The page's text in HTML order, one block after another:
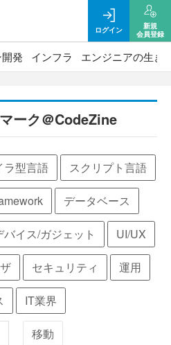
ログイン
新規
会員登録
発 インフラ エンジニアの生き
ーク＠CodeZine
ラ型言語 スクリプト言語
データベース
バイス/ガジェット UI/UX
セキュリティ 運用
IT業界